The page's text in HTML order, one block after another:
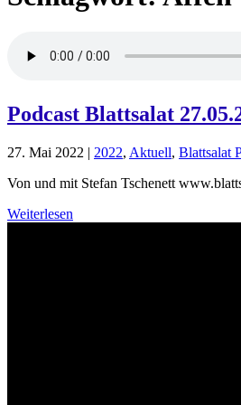
Podcast Blattsalat
27. Mai 2022 | 2022, Aktuell, Blattsalat
Von und mit Stefan Tschenett
Weiterlesen